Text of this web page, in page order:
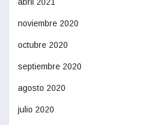
noviembre 2020
octubre 2020
septiembre 2020
agosto 2020
julio 2020